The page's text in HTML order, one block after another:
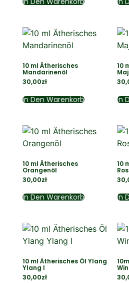
10 ml Ätherisches
Mandarinenöl
30,00zł
In Den Warenkorb
10
In
10 ml Ätherisches
Orangenöl
30,00zł
In Den Warenkorb
10
In
10 ml Ätherisches Öl Ylang
Ylang I
30,00zł